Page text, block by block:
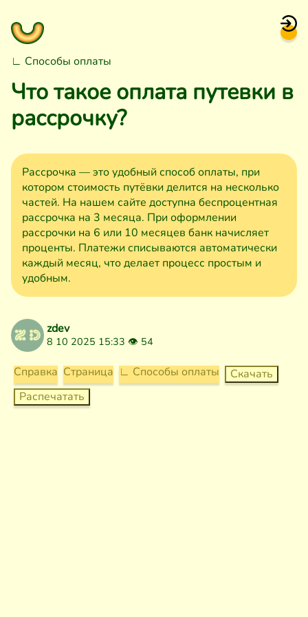
∟ Способы оплаты
Что такое оплата путевки в
рассрочку?
Рассрочка — это удобный способ оплаты, при
котором стоимость путёвки делится на несколько
частей. На нашем сайте доступна беспроцентная
рассрочка на 3 месяца. При оформлении
рассрочки на 6 или 10 месяцев банк начисляет
проценты. Платежи списываются автоматически
каждый месяц, что делает процесс простым и
удобным.
zdev
8 10 2025 15:33 👁 54
Справка Страница ∟ Способы оплаты
Скачать
Распечатать